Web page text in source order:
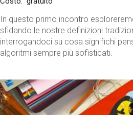
In questo primo incontro
sfidando le nostre definizioni
interrogandoci su cosa significhi
algoritmi sempre più sofisticati.